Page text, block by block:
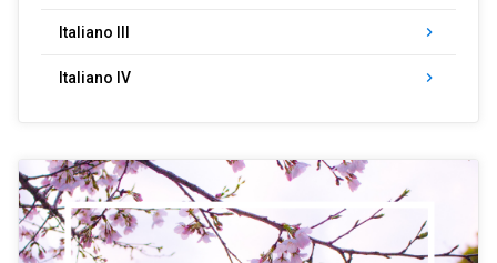
Italiano III keyboard_arrow_right
Italiano IV keyboard_arrow_right